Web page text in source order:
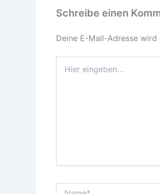
Schreibe einen
Deine E-Mail-Adresse
eingeben…